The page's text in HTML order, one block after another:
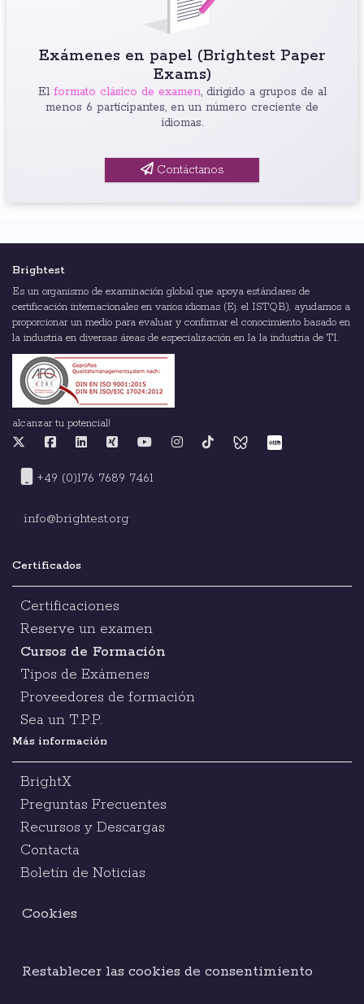
Exámenes en papel (Brightest Paper
Exams)
El formato clásico de examen, dirigido a grupos de al
menos 6 participantes, en un número creciente de
idiomas.
Contáctanos
Brightest
Es un organismo de examinación global que apoya estándares de
certificación internacionales en varios idiomas (Ej. el ISTQB), ayudamos a
proporcionar un medio para evaluar y confirmar el conocimiento basado en
la industria en diversas áreas de especialización en la la industria de TI.
alcanzar tu potencial!
+49 (0)176 7689 7461
info@brightest.org
Certificados
Certificaciones
Reserve un examen
Cursos de Formación
Tipos de Exámenes
Proveedores de formación
Sea un T.P.P.
Más información
BrightX
Preguntas Frecuentes
Recursos y Descargas
Contacta
Boletín de Noticias
Cookies
Restablecer las cookies de consentimiento